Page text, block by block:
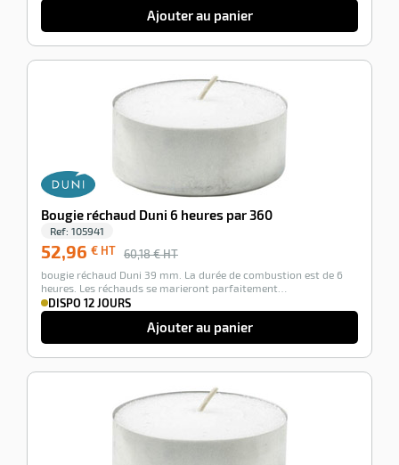
Ajouter au panier
Bougie réchaud Duni 6 heures par 360
Ref: 105941
52,96 € HT 60,18 € HT
bougie réchaud Duni 39 mm. La durée de combustion est de 6
heures. Les réchauds se marieront parfaitement…
DISPO 12 JOURS
Ajouter au panier